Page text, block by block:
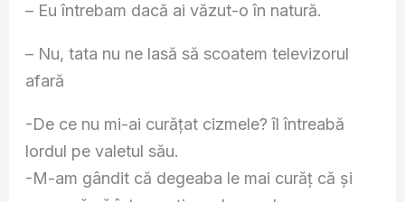
– Eu întrebam dacă ai văzut-o în natură.
– Nu, tata nu ne lasă să scoatem televizorul
afară
-De ce nu mi-ai curățat cizmele? îl întreabă
lordul pe valetul său.
-M-am gândit că degeaba le mai curăț că și